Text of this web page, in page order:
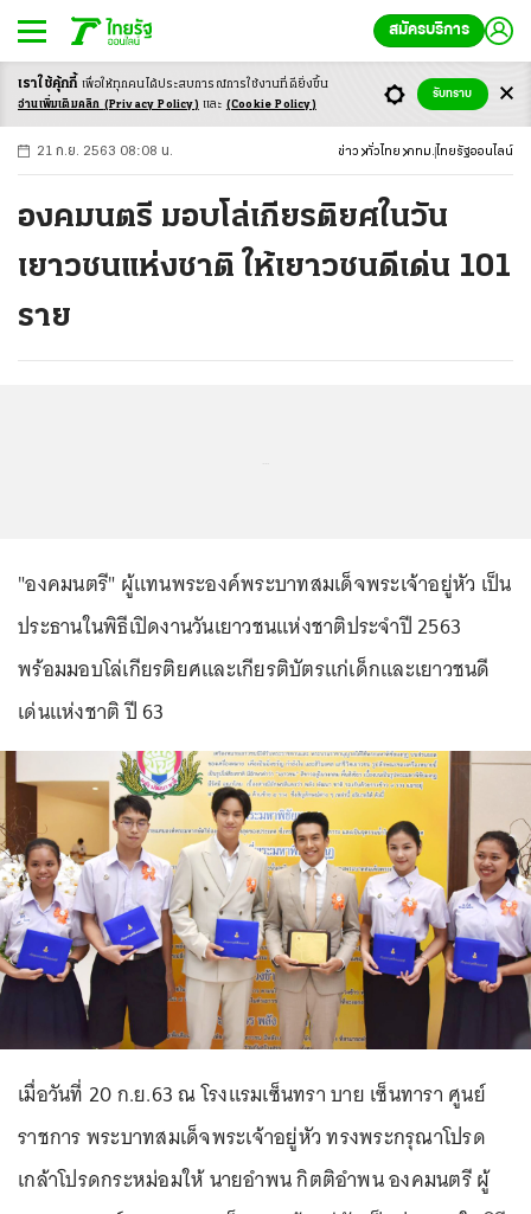
สมัครบริการ
-ก ก ก+
21 ก.ย. 2563 08:08 น. ข่าว ทั่วไทย กทม. ไทยรัฐออนไลน์
องคมนตรี มอบโล่เกียรติยศในวัน
เยาวชนแห่งชาติ ให้เยาวชนดีเด่น 101
ราย
"องคมนตรี" ผู้แทนพระองค์พระบาทสมเด็จพระเจ้าอยู่หัว เป็น
ประธานในพิธีเปิดงานวันเยาวชนแห่งชาติประจำปี 2563
พร้อมมอบโล่เกียรติยศและเกียรติบัตรแก่เด็กและเยาวชนดี
เด่นแห่งชาติ ปี 63
เมื่อวันที่ 20 ก.ย.63 ณ โรงแรมเซ็นทรา บาย เซ็นทารา ศูนย์
ราชการ พระบาทสมเด็จพระเจ้าอยู่หัว ทรงพระกรุณาโปรด
เกล้าโปรดกระหม่อมให้ นายอำพน กิตติอำพน องคมนตรี ผู้
เราใช้คุ้กกี้ เพื่อให้ทุกคนได้ประสบการณ์การใช้งานที่ดียิ่งขึ้น
อ่านเพิ่มเติมคลิก (Privacy Policy) และ (Cookie Policy)
รับทราบ